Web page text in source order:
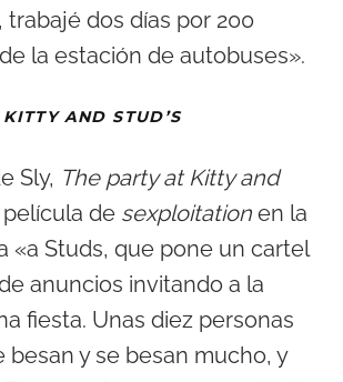
dos días por 200
la estación de autobuses».
AND STUD’S
Sly, The party at Kitty and
de sexploitation en la
«a Studs, que pone un cartel
anuncios invitando a la
fiesta. Unas diez personas
besan y se besan mucho, y